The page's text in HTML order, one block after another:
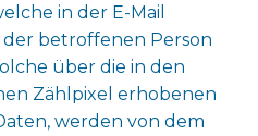
in der E-Mail
betroffenen Person
über die in den
Zählpixel erhobenen
werden von dem